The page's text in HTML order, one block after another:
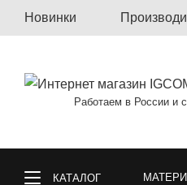
Новинки
Работаем в России и
КАТАЛОГ